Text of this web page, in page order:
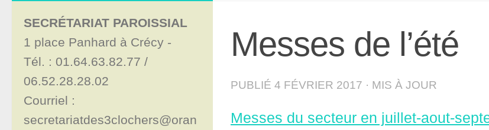
Messes de l’été
PUBLIÉ 4 FÉVRIER 2017 · MIS À JOUR
Messes du secteur en juillet-aout-
SECRÉTARIAT PAROISSIAL
1 place Panhard à Crécy -
Tél. : 01.64.63.82.77 /
06.52.28.28.02
Courriel :
secretariatdes3clochers@oran